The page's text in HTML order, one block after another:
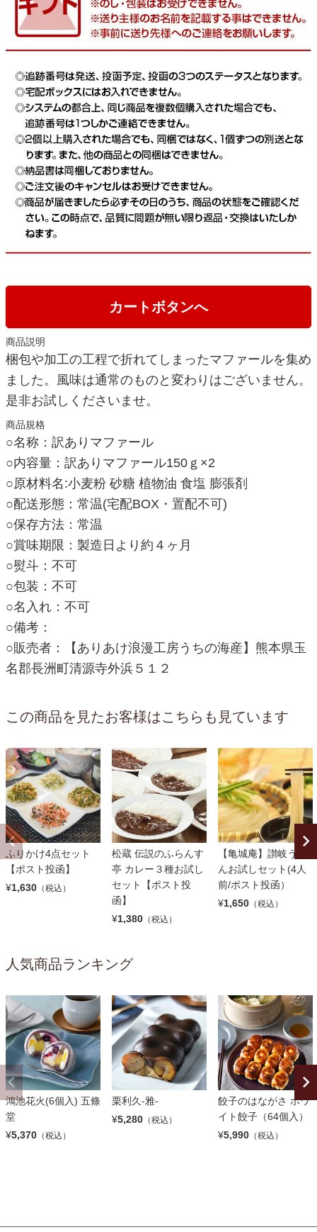
カートボタンへ
商品説明
梱包や加工の工程で折れてしまったマファールを集め
ました。風味は通常のものと変わりはございません。
是非お試しくださいませ。
商品規格
○名称：訳ありマファール
○内容量：訳ありマファール150ｇ×2
○原材料名:小麦粉 砂糖 植物油 食塩 膨張剤
○配送形態：常温(宅配BOX・置配不可)
○保存方法：常温
○賞味期限：製造日より約４ヶ月
○熨斗：不可
○包装：不可
○名入れ：不可
○備考：
○販売者：【ありあけ浪漫工房うちの海産】熊本県玉
名郡長洲町清源寺外浜５１２
この商品を見たお客様はこちらも見ています
ふりかけ4点セット
【ポスト投函】
¥1,630 （税込）
松蔵 伝説のふらんす
亭 カレー３種お試し
セット【ポスト投
函】
¥1,380 （税込）
【亀城庵】讃岐うど
んお試しセット(4人
前/ポスト投函）
¥1,650 （税込）
人気商品ランキング
鴻池花火(6個入) 五條
堂
¥5,370 （税込）
栗利久-雅-
¥5,280 （税込）
餃子のはながさ ホワ
イト餃子（64個入）
¥5,990 （税込）